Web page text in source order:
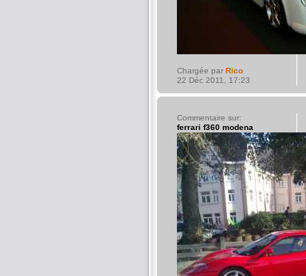
Chargée par Rico
22 Déc 2011, 17:23
Commentaire sur:
ferrari f360 modena